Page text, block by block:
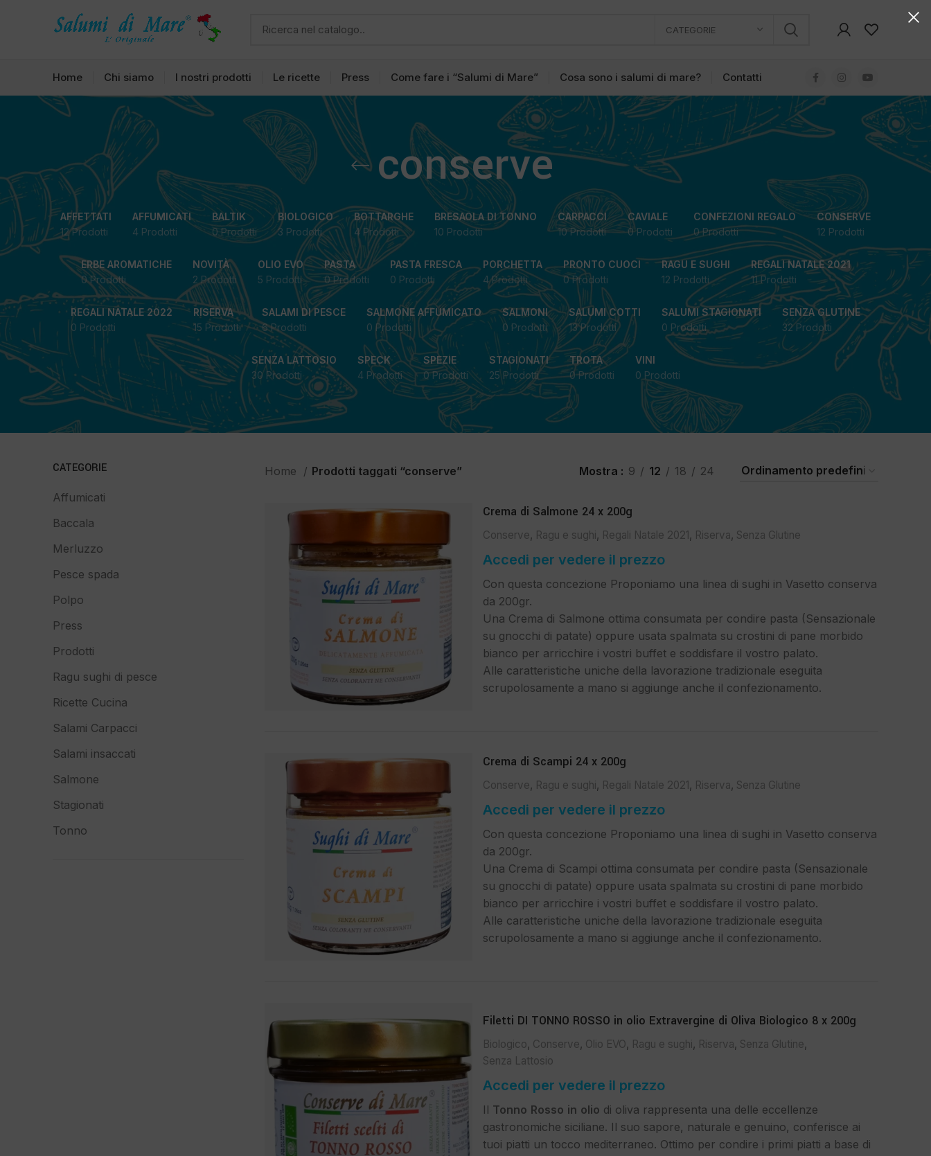
CATEGORIE
Home Chi siamo I nostri prodotti Le ricette Press Come fare i “Salumi di Mare” Cosa sono i salumi di mare? Contatti
conserve
AFFETTATI
12 Prodotti
AFFUMICATI
4 Prodotti
BALTIK
0 Prodotti
BIOLOGICO
3 Prodotti
BOTTARGHE
4 Prodotti
BRESAOLA DI TONNO
10 Prodotti
CARPACCI
10 Prodotti
CAVIALE
0 Prodotti
CONFEZIONI REGALO
0 Prodotti
CONSERVE
12 Prodotti
ERBE AROMATICHE
0 Prodotti
NOVITÀ
2 Prodotti
OLIO EVO
5 Prodotti
PASTA
0 Prodotti
PASTA FRESCA
0 Prodotti
PORCHETTA
4 Prodotti
PRONTO CUOCI
0 Prodotti
RAGU E SUGHI
12 Prodotti
REGALI NATALE 2021
11 Prodotti
REGALI NATALE 2022
0 Prodotti
RISERVA
15 Prodotti
SALAMI DI PESCE
6 Prodotti
SALMONE AFFUMICATO
0 Prodotti
SALMONI
0 Prodotti
SALUMI COTTI
13 Prodotti
SALUMI STAGIONATI
0 Prodotti
SENZA GLUTINE
32 Prodotti
SENZA LATTOSIO
30 Prodotti
SPECK
4 Prodotti
SPEZIE
0 Prodotti
STAGIONATI
25 Prodotti
TROTA
0 Prodotti
VINI
0 Prodotti
CATEGORIE
Affumicati
Baccala
Merluzzo
Pesce spada
Polpo
Press
Prodotti
Ragu sughi di pesce
Ricette Cucina
Salami Carpacci
Salami insaccati
Salmone
Stagionati
Tonno
Home Prodotti taggati “conserve” Mostra 9 12 18 24
Crema di Salmone 24 x 200g
Conserve, Ragu e sughi, Regali Natale 2021, Riserva, Senza Glutine
Accedi per vedere il prezzo
Con questa concezione Proponiamo una linea di sughi in Vasetto conserva
da 200gr.
Una Crema di Salmone ottima consumata per condire pasta (Sensazionale
su gnocchi di patate) oppure usata spalmata su crostini di pane morbido
bianco per arricchire i vostri buffet e soddisfare il vostro palato.
Alle caratteristiche uniche della lavorazione tradizionale eseguita
scrupolosamente a mano si aggiunge anche il confezionamento.
Crema di Scampi 24 x 200g
Conserve, Ragu e sughi, Regali Natale 2021, Riserva, Senza Glutine
Accedi per vedere il prezzo
Con questa concezione Proponiamo una linea di sughi in Vasetto conserva
da 200gr.
Una Crema di Scampi ottima consumata per condire pasta (Sensazionale
su gnocchi di patate) oppure usata spalmata su crostini di pane morbido
bianco per arricchire i vostri buffet e soddisfare il vostro palato.
Alle caratteristiche uniche della lavorazione tradizionale eseguita
scrupolosamente a mano si aggiunge anche il confezionamento.
Filetti DI TONNO ROSSO in olio Extravergine di Oliva Biologico 8 x 200g
Biologico, Conserve, Olio EVO, Ragu e sughi, Riserva, Senza Glutine,
Senza Lattosio
Accedi per vedere il prezzo
Il Tonno Rosso in olio di oliva rappresenta una delle eccellenze
gastronomiche siciliane. Il suo sapore, naturale e genuino, conferisce ai
tuoi piatti un tocco mediterraneo. Ottimo per condire i primi piatti a base di